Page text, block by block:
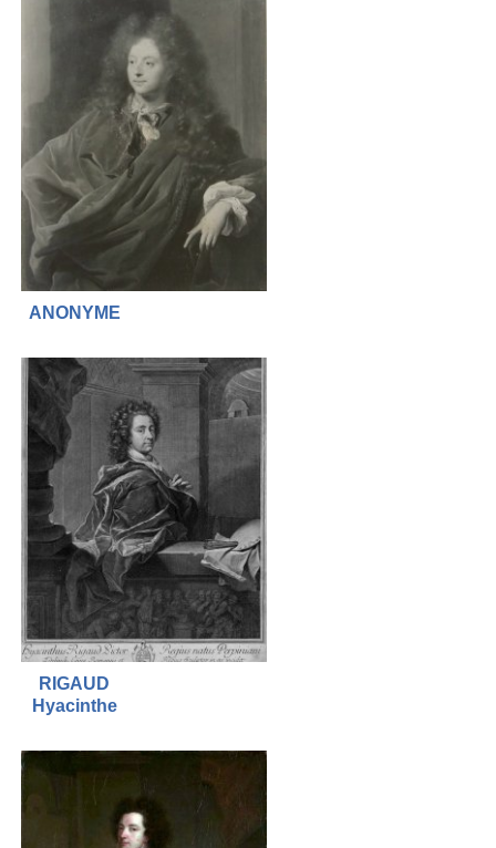
ANONYME
RIGAUD
Hyacinthe